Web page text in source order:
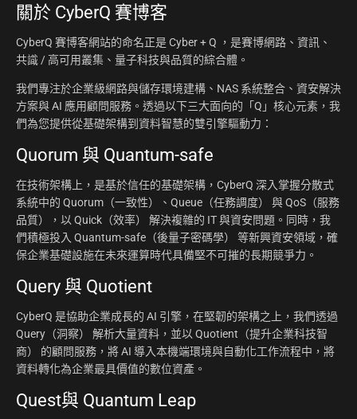
關於 CyberQ 賽博客
CyberQ 賽博客網站的命名正是 Cyber + Q ，是賽博網路、資訊、
共識 / 高可用叢集、量子科技與品質的綜合體。
我們專注於企業級網路與儲存環境建構、NAS 系統整合、資安解決
方案與 AI 應用顧問服務。透過以下三大面向的「Q」核心元素，我
們為您提供從基礎架構到資料智慧的雙引擎驅動力：
Quorum 與 Quantum-safe
在技術架構上，是基於信任的基礎架構，CyberQ 深入掌握分散式
系統中的 Quorum（一致性）、Queue（任務調度） 與 QoS（服務
品質），以 Quick（效率） 解決複雜的 IT 與資安問題。同時，我
們積極投入 Quantum-safe（後量子密碼學） 等新興資安領域，確
保企業基礎設施在未來運算時代具備堅不可摧的長期競爭力。
Query 與 Quotient
CyberQ 是協助企業成長的 AI 引擎，在堅韌的架構之上，我們透過
Query（洞察） 解析大量資料，並以 Quotient（提升企業科技智
商） 的顧問服務，將 AI 導入本機端環境與自動化工作流程中，將
資料轉化為企業最具價值的數位資產。
Quest與 Quantum Leap